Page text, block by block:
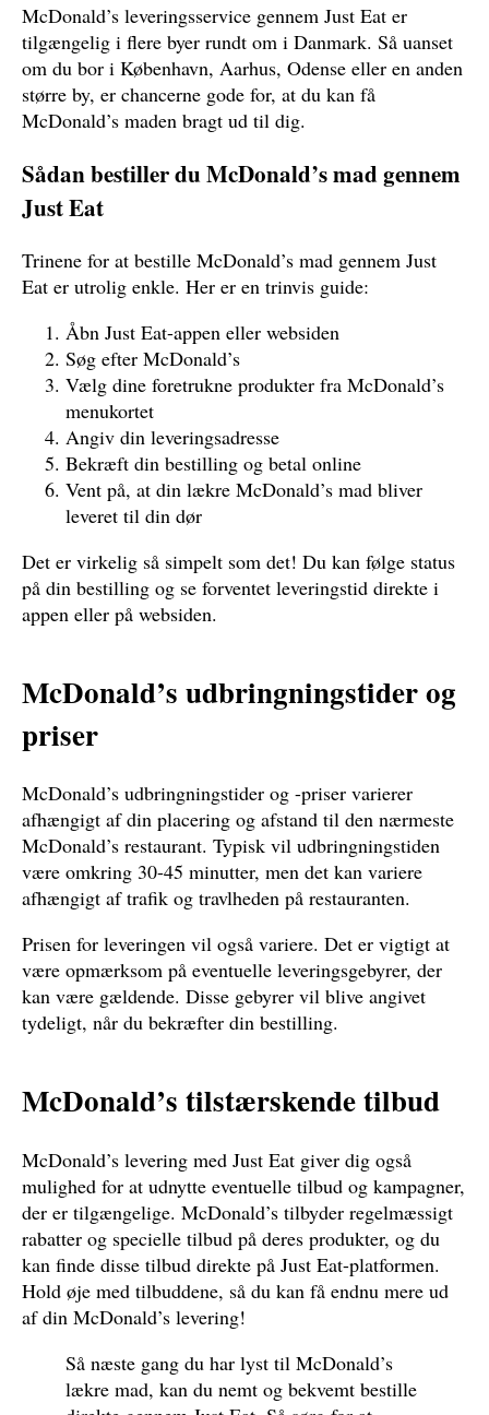
McDonald’s leveringsservice gennem Just Eat er
tilgængelig i flere byer rundt om i Danmark. Så uanset
om du bor i København, Aarhus, Odense eller en anden
større by, er chancerne gode for, at du kan få
McDonald’s maden bragt ud til dig.
Sådan bestiller du McDonald’s mad gennem
Just Eat
Trinene for at bestille McDonald’s mad gennem Just
Eat er utrolig enkle. Her er en trinvis guide:
Åbn Just Eat-appen eller websiden
Søg efter McDonald’s
Vælg dine foretrukne produkter fra McDonald’s
menukortet
Angiv din leveringsadresse
Bekræft din bestilling og betal online
Vent på, at din lækre McDonald’s mad bliver
leveret til din dør
Det er virkelig så simpelt som det! Du kan følge status
på din bestilling og se forventet leveringstid direkte i
appen eller på websiden.
McDonald’s udbringningstider og
priser
McDonald’s udbringningstider og -priser varierer
afhængigt af din placering og afstand til den nærmeste
McDonald’s restaurant. Typisk vil udbringningstiden
være omkring 30-45 minutter, men det kan variere
afhængigt af trafik og travlheden på restauranten.
Prisen for leveringen vil også variere. Det er vigtigt at
være opmærksom på eventuelle leveringsgebyrer, der
kan være gældende. Disse gebyrer vil blive angivet
tydeligt, når du bekræfter din bestilling.
McDonald’s tilstærskende tilbud
McDonald’s levering med Just Eat giver dig også
mulighed for at udnytte eventuelle tilbud og kampagner,
der er tilgængelige. McDonald’s tilbyder regelmæssigt
rabatter og specielle tilbud på deres produkter, og du
kan finde disse tilbud direkte på Just Eat-platformen.
Hold øje med tilbuddene, så du kan få endnu mere ud
af din McDonald’s levering!
Så næste gang du har lyst til McDonald’s
lækre mad, kan du nemt og bekvemt bestille